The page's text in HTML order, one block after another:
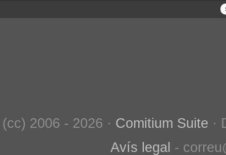
(cc) 2006 - 2026 · Comitium Suite ·
Avís legal -